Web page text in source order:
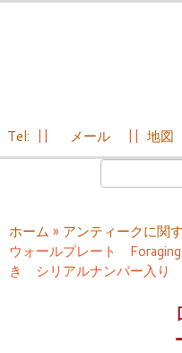
ン
ツ
へ
Tel: メール 地図
ホーム » アンティークに関
ウォールプレート
き シリアルナンバー入り